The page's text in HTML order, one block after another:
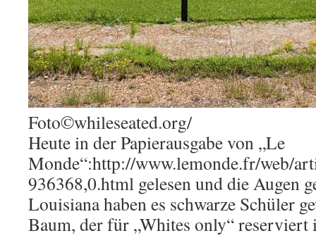
Foto©whileseated.org/
Heute in der Papierausgabe von „Le
Monde“:http://www.lemonde.fr/web/
936368,0.html gelesen und die Augen
Louisiana haben es schwarze Schüler
Baum, der für „Whites only“ reserviert